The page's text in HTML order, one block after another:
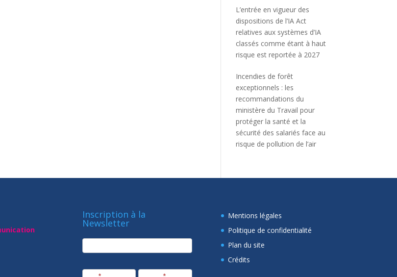
L’entrée en vigueur des
dispositions de l’IA Act
relatives aux systèmes d’IA
classés comme étant à haut
risque est reportée à 2027
Incendies de forêt
exceptionnels : les
recommandations du
ministère du Travail pour
protéger la santé et la
sécurité des salariés face au
risque de pollution de l’air
Inscription à la
Newsletter
newsletter
Mentions légales
Politique de confidentialité
Plan du site
Crédits